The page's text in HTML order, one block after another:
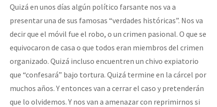
Eventos
Contacto
Quizá en unos días algún político farsante nos va a
presentar una de sus famosas “verdades históricas”. Nos va
decir que el móvil fue el robo, o un crimen pasional. O que se
equivocaron de casa o que todos eran miembros del crimen
organizado. Quizá incluso encuentren un chivo expiatorio
que “confesará” bajo tortura. Quizá termine en la cárcel por
muchos años. Y entonces van a cerrar el caso y pretenderán
que lo olvidemos. Y nos van a amenazar con reprimirnos si